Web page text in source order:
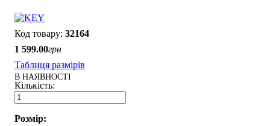
32164
1 599.00грн
Таблиця размірів
В НАЯВНОСТІ
Розмір: